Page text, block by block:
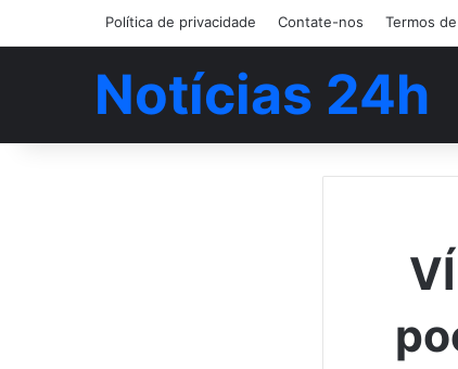
Política de privacidade Contate-nos Termos
Notícias 24h